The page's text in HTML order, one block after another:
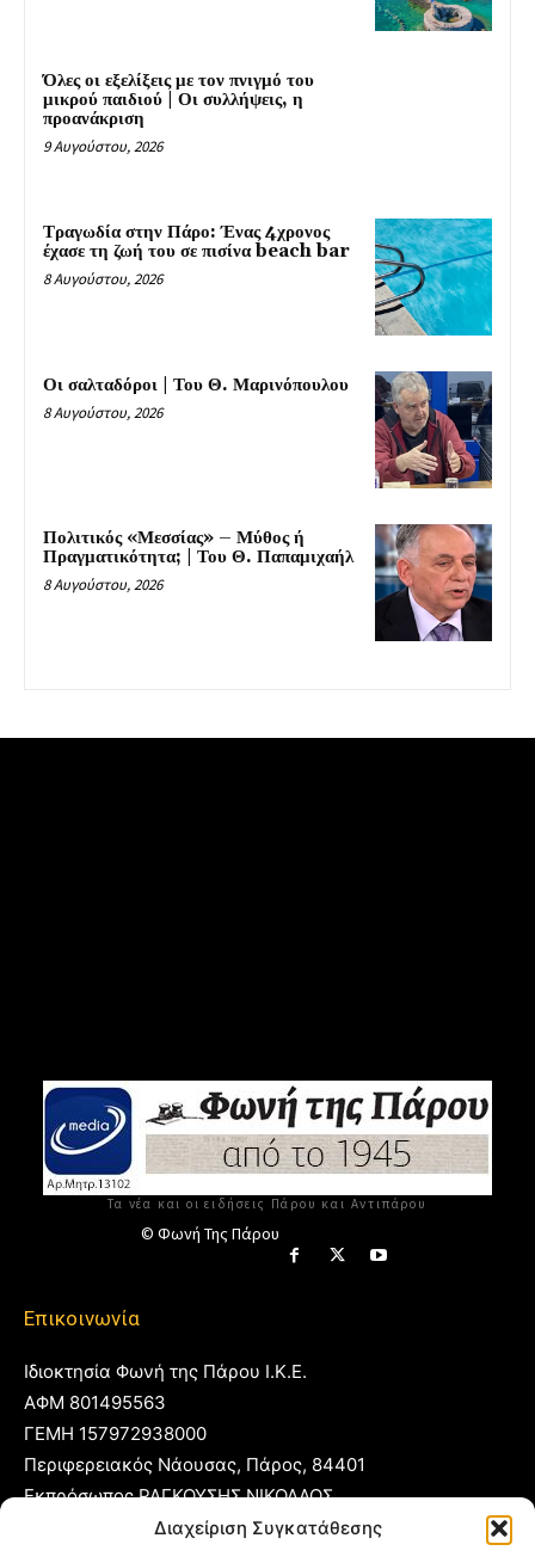
Διαχείριση Συγκατάθεσης
Όλες οι εξελίξεις με τον πνιγμό του
μικρού παιδιού | Οι συλλήψεις, η
προανάκριση
9 Αυγούστου, 2026
Τραγωδία στην Πάρο: Ένας 4χρονος
έχασε τη ζωή του σε πισίνα beach bar
8 Αυγούστου, 2026
Οι σαλταδόροι | Του Θ. Μαρινόπουλου
8 Αυγούστου, 2026
Πολιτικός «Μεσσίας» – Μύθος ή
Πραγματικότητα; | Του Θ. Παπαμιχαήλ
8 Αυγούστου, 2026
Τα νέα και οι ειδήσεις Πάρου και Αντιπάρου
© Φωνή Της Πάρου
Επικοινωνία
Ιδιοκτησία Φωνή της Πάρου Ι.Κ.Ε.
ΑΦΜ 801495563
ΓΕΜΗ 157972938000
Περιφερειακός Νάουσας, Πάρος, 84401
Εκπρόσωπος ΡΑΓΚΟΥΣΗΣ ΝΙΚΟΛΑΟΣ